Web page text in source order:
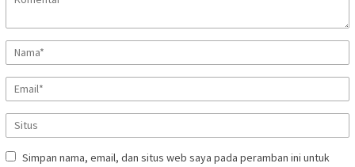
Simpan nama, email, dan situs web saya pada peramban ini untuk